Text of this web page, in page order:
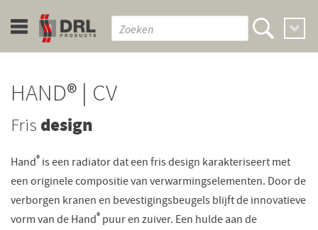
HAND® | CV
Fris design
Hand® is een radiator dat een fris design karakteriseert met
een originele compositie van verwarmingselementen. Door de
verborgen kranen en bevestigingsbeugels blijft de innovatieve
vorm van de Hand® puur en zuiver. Een hulde aan de